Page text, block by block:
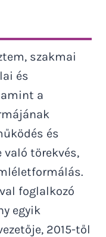
szakmai
és
a
és
való törekvés,
foglalkozó
egyik
2015-től